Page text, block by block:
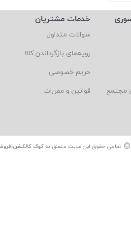
مجتمع
خدمات مشتریان
سوالات متداول
رویه‌های بازگرداندن کالا
حریم خصوصی
قوانین و مقررات
© تمامی حقوق این سایت متعلق بهکوک